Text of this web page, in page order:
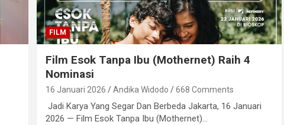
FILM
Film Esok Tanpa Ibu (Mothernet) Raih 4
Nominasi
16 Januari 2026 Andika Widodo 668 Comments
Jadi Karya Yang Segar Dan Berbeda Jakarta, 16 Januari
2026 — Film Esok Tanpa Ibu (Mothernet)…